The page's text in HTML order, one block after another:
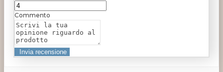
Commento